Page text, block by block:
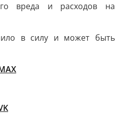
вреда и расходов на
в силу и может быть